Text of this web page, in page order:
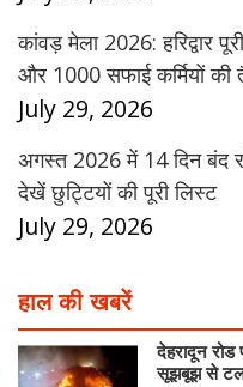
कांवड़ मेला 2026: हरिद्वार
और 1000 सफाई कर्मियों की
July 29, 2026
अगस्त 2026 में 14 दिन बंद
देखें छुट्टियों की पूरी लिस्ट
July 29, 2026
हाल की खबरें
देहरादून
सूझबूझ से